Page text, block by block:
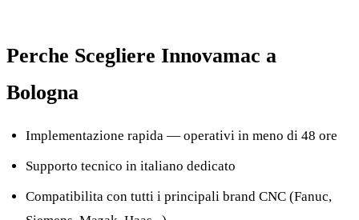
Perche Scegliere Innovamac a
Bologna
Implementazione rapida — operativi in meno di 48 ore
Supporto tecnico in italiano dedicato
Compatibilita con tutti i principali brand CNC (Fanuc,